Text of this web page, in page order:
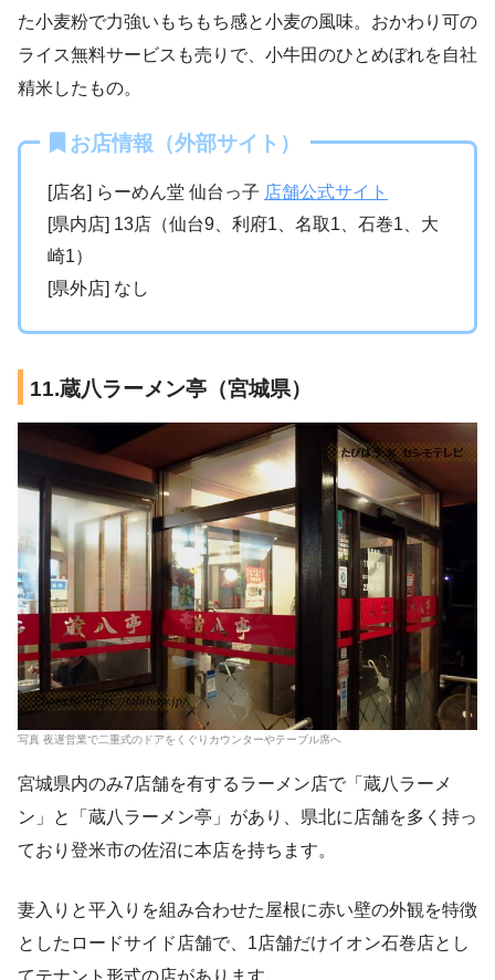
た小麦粉で力強いもちもち感と小麦の風味。おかわり可の
ライス無料サービスも売りで、小牛田のひとめぼれを自社
精米したもの。
お店情報（外部サイト）
[店名] らーめん堂 仙台っ子 店舗公式サイト
[県内店] 13店（仙台9、利府1、名取1、石巻1、大
崎1）
[県外店] なし
11.蔵八ラーメン亭（宮城県）
写真 夜遅営業で二重式のドアをくぐりカウンターやテーブル席へ
宮城県内のみ7店舗を有するラーメン店で「蔵八ラーメ
ン」と「蔵八ラーメン亭」があり、県北に店舗を多く持っ
ており登米市の佐沼に本店を持ちます。
妻入りと平入りを組み合わせた屋根に赤い壁の外観を特徴
としたロードサイド店舗で、1店舗だけイオン石巻店とし
てテナント形式の店があります。